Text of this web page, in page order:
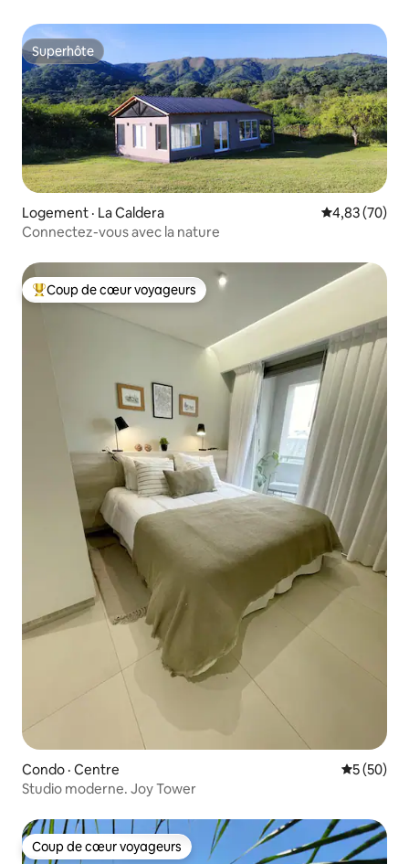
Superhôte
Superhôte
Logement · La Caldera Note
4,83 (70)
Connectez-vous avec la nature
Coup de cœur voyageurs parmi les plus aimés
Coup de cœur voyageurs
Condo · Centre Note
5 (50)
Studio moderne. Joy Tower
Coup de cœur voyageurs
Coup de cœur voyageurs